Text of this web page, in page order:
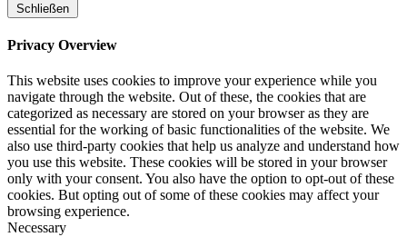
Schließen
Privacy Overview
This website uses cookies to improve your experience while you
navigate through the website. Out of these, the cookies that are
categorized as necessary are stored on your browser as they are
essential for the working of basic functionalities of the website. We
also use third-party cookies that help us analyze and understand how
you use this website. These cookies will be stored in your browser
only with your consent. You also have the option to opt-out of these
cookies. But opting out of some of these cookies may affect your
browsing experience.
Necessary